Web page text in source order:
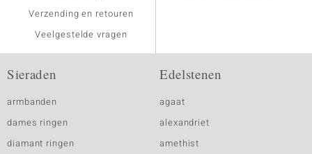
Verzending en retouren
Veelgestelde vragen
Sieraden
armbanden
dames ringen
diamant ringen
Edelstenen
agaat
alexandriet
amethist